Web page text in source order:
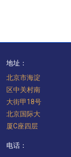
地址：
北京市海淀
区中关村南
大街甲18号
北京国际大
厦C座四层
电话：